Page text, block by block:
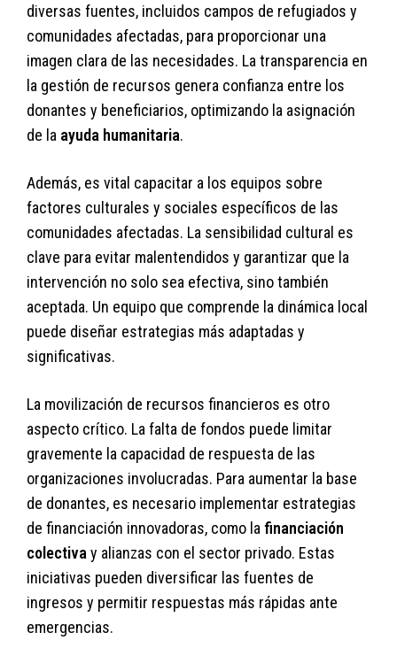
diversas fuentes, incluidos campos de refugiados y
comunidades afectadas, para proporcionar una
imagen clara de las necesidades. La transparencia en
la gestión de recursos genera confianza entre los
donantes y beneficiarios, optimizando la asignación
de la ayuda humanitaria.
Además, es vital capacitar a los equipos sobre
factores culturales y sociales específicos de las
comunidades afectadas. La sensibilidad cultural es
clave para evitar malentendidos y garantizar que la
intervención no solo sea efectiva, sino también
aceptada. Un equipo que comprende la dinámica local
puede diseñar estrategias más adaptadas y
significativas.
La movilización de recursos financieros es otro
aspecto crítico. La falta de fondos puede limitar
gravemente la capacidad de respuesta de las
organizaciones involucradas. Para aumentar la base
de donantes, es necesario implementar estrategias
de financiación innovadoras, como la financiación
colectiva y alianzas con el sector privado. Estas
iniciativas pueden diversificar las fuentes de
ingresos y permitir respuestas más rápidas ante
emergencias.